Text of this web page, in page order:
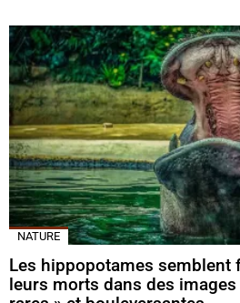
NATURE
Les hippopotames semblent
leurs morts dans des